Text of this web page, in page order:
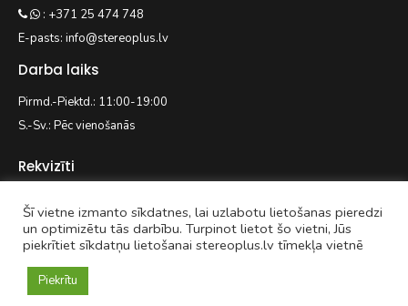
: +371 25 474 748
E-pasts: info@stereoplus.lv
Darba laiks
Pirmd.-Piektd.: 11:00-19:00
S.-Sv.: Pēc vienošanās
Rekvizīti
EASYWAY.LV SIA
Reģ. nr. 42103092938
Kaivas 31/3-71, Rīga, LV-1021
Šī vietne izmanto sīkdatnes, lai uzlabotu lietošanas pieredzi
un optimizētu tās darbību. Turpinot lietot šo vietni, Jūs
piekrītiet sīkdatņu lietošanai stereoplus.lv tīmekļa vietnē
Piekrītu